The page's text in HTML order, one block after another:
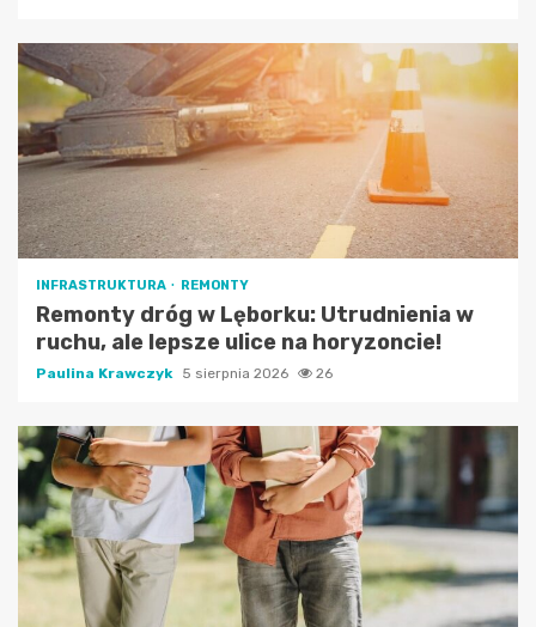
INFRASTRUKTURA REMONTY
Remonty dróg w Lęborku: Utrudnienia w
ruchu, ale lepsze ulice na horyzoncie!
Paulina Krawczyk 5 sierpnia 2026 26